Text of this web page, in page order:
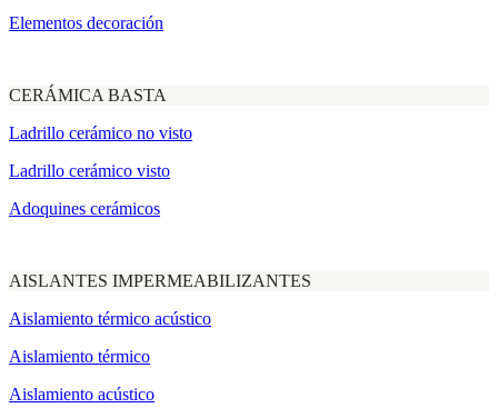
Elementos decoración
CERÁMICA BASTA
Ladrillo cerámico no visto
Ladrillo cerámico visto
Adoquines cerámicos
AISLANTES IMPERMEABILIZANTES
Aislamiento térmico acústico
Aislamiento térmico
Aislamiento acústico